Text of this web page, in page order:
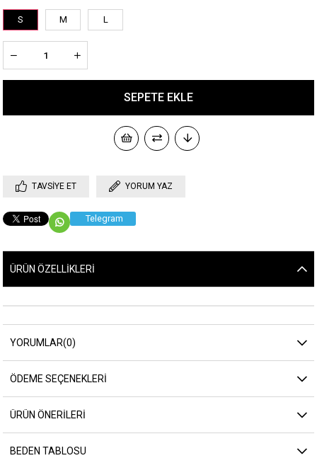
S M L
TAVSIYE ET YORUM YAZ
Telegram
ÜRÜN ÖZELLIKLERI
YORUMLAR(0)
ÖDEME SEÇENEKLERI
ÜRÜN ÖNERILERI
BEDEN TABLOSU